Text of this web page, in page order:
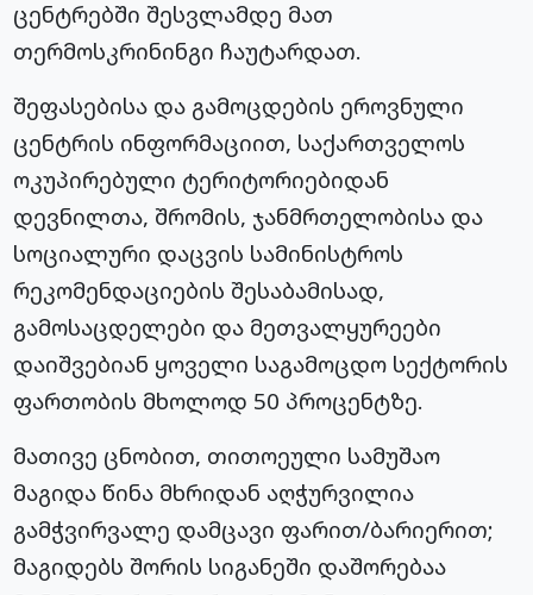
ცენტრებში შესვლამდე მათ
თერმოსკრინინგი ჩაუტარდათ.
შეფასებისა და გამოცდების ეროვნული
ცენტრის ინფორმაციით, საქართველოს
ოკუპირებული ტერიტორიებიდან
დევნილთა, შრომის, ჯანმრთელობისა და
სოციალური დაცვის სამინისტროს
რეკომენდაციების შესაბამისად,
გამოსაცდელები და მეთვალყურეები
დაიშვებიან ყოველი საგამოცდო სექტორის
ფართობის მხოლოდ 50 პროცენტზე.
მათივე ცნობით, თითოეული სამუშაო
მაგიდა წინა მხრიდან აღჭურვილია
გამჭვირვალე დამცავი ფარით/ბარიერით;
მაგიდებს შორის სიგანეში დაშორებაა